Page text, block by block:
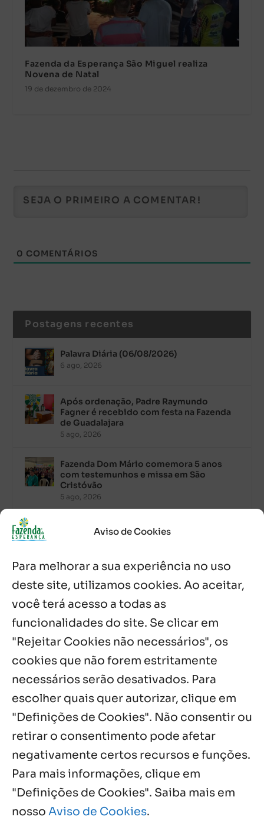
Aviso de Cookies
Para melhorar a sua experiência no uso
deste site, utilizamos cookies. Ao aceitar,
você terá acesso a todas as
funcionalidades do site. Se clicar em
"Rejeitar Cookies não necessários", os
cookies que não forem estritamente
necessários serão desativados. Para
escolher quais quer autorizar, clique em
"Definições de Cookies". Não consentir ou
retirar o consentimento pode afetar
negativamente certos recursos e funções.
Para mais informações, clique em
"Definições de Cookies". Saiba mais em
nosso Aviso de Cookies.
Fazenda da Esperança São Miguel realiza
Novena de Natal
19 de dezembro de 2024
0 COMENTÁRIOS
Postagens recentes
Palavra Diária (06/08/2026)
6 ago, 2026
Após ordenação, Padre Raymundo
Fagner é recebido com festa na Fazenda
de Guadalajara
5 ago, 2026
Fazenda Dom Mário comemora 5 anos
com testemunhos e missa em São
Cristóvão
5 ago, 2026
Palavra Diária (05/08/2026)
Palavra Diária (04/08/2026)
4 ago, 2026
Palavra de Vida (Agosto de 2026)
Notícias por Categoria
Próximos Eventos
Agosto, 2026